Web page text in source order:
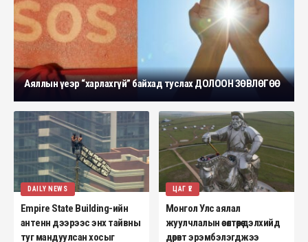
Аяллын үеэр “харлахгүй” байхад туслах ДОЛООН ЗӨВЛӨГӨӨ
DAILY NEWS
Empire State Building-ийн
антенн дээрээс энх тайвны
туг мандуулсан хосыг
ЦАГ ҮЕ
Монгол Улс аялал
жуулчлалын өсөлтөөрөө дэлхийд
дөрөвт эрэмбэлэгджээ